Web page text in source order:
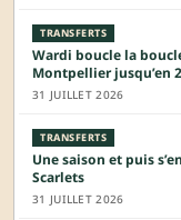
TRANSFERTS
Wardi boucle la
Montpellier jusqu’en
31 JUILLET 2026
TRANSFERTS
Une saison et puis
Scarlets
31 JUILLET 2026